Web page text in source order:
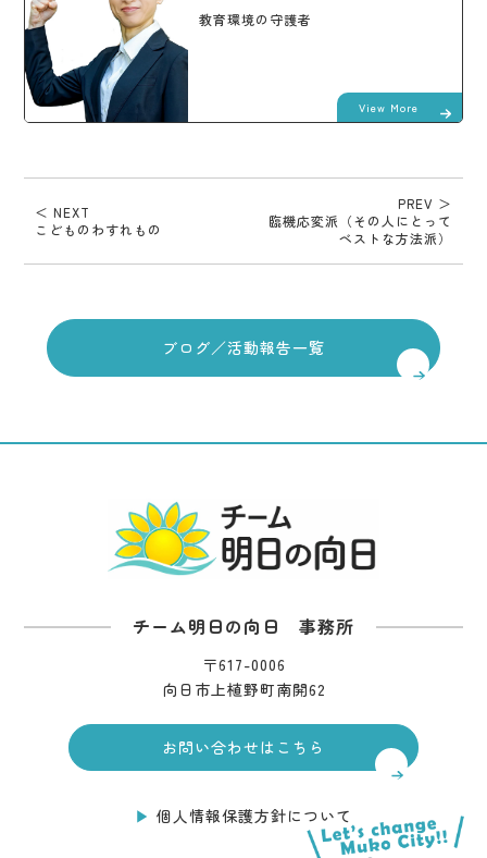
教育環境の守護者
View More
＜ NEXT
こどものわすれもの
PREV ＞
臨機応変派（その人にとって
ベストな方法派）
ブログ／活動報告一覧
チーム明日の向日 事務所
〒617-0006
向日市上植野町南開62
お問い合わせはこちら
個人情報保護方針について